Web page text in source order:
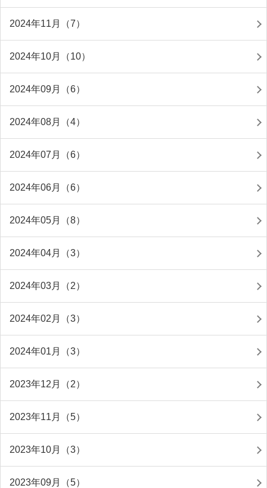
2024年11月（7）
2024年10月（10）
2024年09月（6）
2024年08月（4）
2024年07月（6）
2024年06月（6）
2024年05月（8）
2024年04月（3）
2024年03月（2）
2024年02月（3）
2024年01月（3）
2023年12月（2）
2023年11月（5）
2023年10月（3）
2023年09月（5）